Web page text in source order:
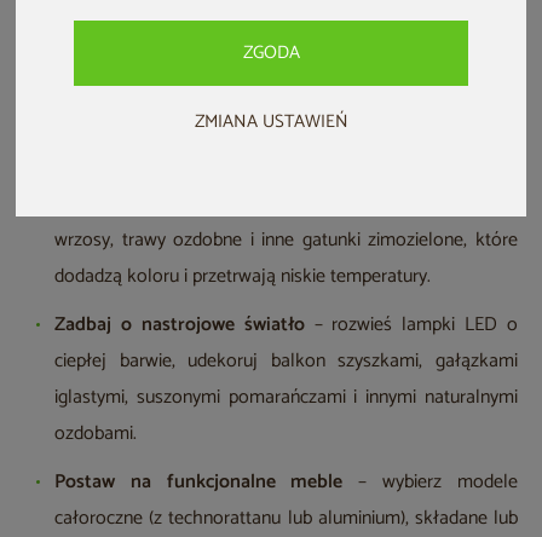
ZGODA
ZMIANA USTAWIEŃ
Zrób porządki jesienią– usuń liście z posadzki i
odpływów, oczyść powierzchnie i zabezpiecz meble oraz
wrzosy, trawy ozdobne i inne gatunki zimozielone, które
dodadzą koloru i przetrwają niskie temperatury.
Zadbaj o nastrojowe światło– rozwieś lampki LED o
ciepłej barwie, udekoruj balkon szyszkami, gałązkami
iglastymi, suszonymi pomarańczami i innymi naturalnymi
ozdobami.
Postaw na funkcjonalne meble – wybierz modele
całoroczne (z technorattanu lub aluminium), składane lub